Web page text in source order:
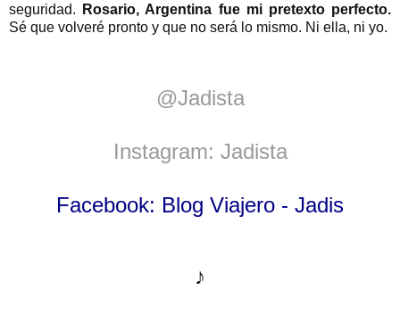
seguridad.
Rosario, Argentina fue mi pretexto perfecto.
Sé que volveré pronto y que no será lo mismo. Ni ella, ni yo.
@Jadista
Instagram: Jadista
Facebook: Blog Viajero - Jadis
♪